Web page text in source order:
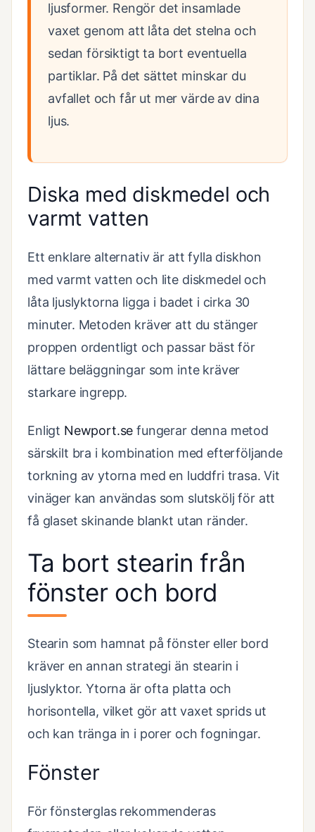
ljusformer. Rengör det insamlade
vaxet genom att låta det stelna och
sedan försiktigt ta bort eventuella
partiklar. På det sättet minskar du
avfallet och får ut mer värde av dina
ljus.
Diska med diskmedel och
varmt vatten
Ett enklare alternativ är att fylla diskhon
med varmt vatten och lite diskmedel och
låta ljuslyktorna ligga i badet i cirka 30
minuter. Metoden kräver att du stänger
proppen ordentligt och passar bäst för
lättare beläggningar som inte kräver
starkare ingrepp.
Enligt Newport.se fungerar denna metod
särskilt bra i kombination med efterföljande
torkning av ytorna med en luddfri trasa. Vit
vinäger kan användas som slutskölj för att
få glaset skinande blankt utan ränder.
Ta bort stearin från
fönster och bord
Stearin som hamnat på fönster eller bord
kräver en annan strategi än stearin i
ljuslyktor. Ytorna är ofta platta och
horisontella, vilket gör att vaxet sprids ut
och kan tränga in i porer och fogningar.
Fönster
För fönsterglas rekommenderas